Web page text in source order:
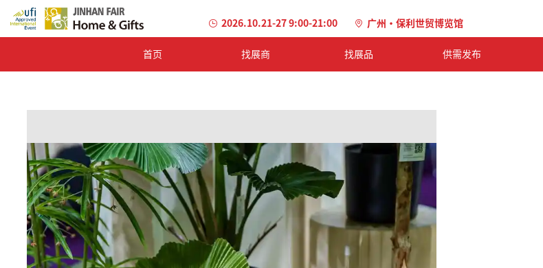
2026.10.21-27 9:00-21:00 广州·保利世贸博览馆
首页 找展商 找展品 供需发布